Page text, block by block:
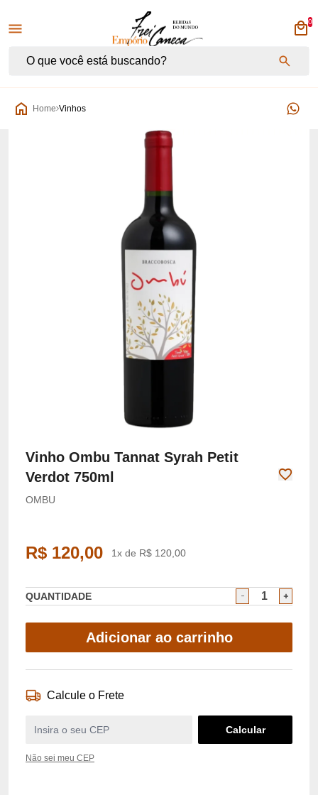
Empório Frei Caneca
0
Home Vinhos
Vinho Ombu Tannat Syrah Petit
Verdot 750ml
OMBU
R$ 120,00 1x de R$ 120,00
QUANTIDADE
Adicionar ao carrinho
Calcule o Frete
Não sei meu CEP